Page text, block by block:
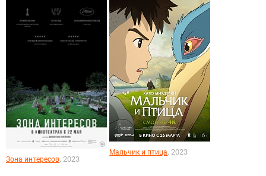
Зона интересов, 2023
Мальчик и птица, 2023